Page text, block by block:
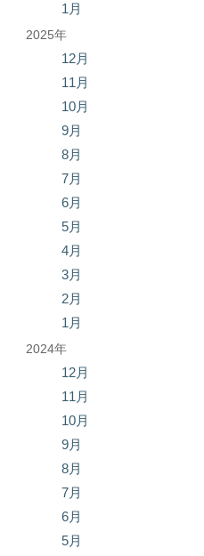
1月
2025年
12月
11月
10月
9月
8月
7月
6月
5月
4月
3月
2月
1月
2024年
12月
11月
10月
9月
8月
7月
6月
5月